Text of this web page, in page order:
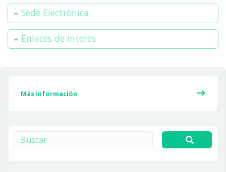
Sede Electrónica
Enlaces de interés
Más información
Buscar